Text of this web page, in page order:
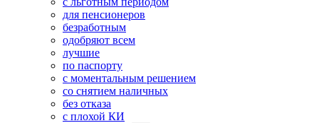
для пенсионеров
безработным
одобряют всем
лучшие
по паспорту
с моментальным решением
со снятием наличных
без отказа
с плохой КИ